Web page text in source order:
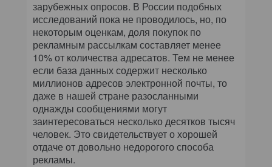
зарубежных опросов. В России подобных
исследований пока не проводилось, но, по
некоторым оценкам, доля покупок по
рекламным рассылкам составляет менее
10% от количества адресатов. Тем не менее
если база данных содержит несколько
миллионов адресов электронной почты, то
даже в нашей стране разосланными
однажды сообщениями могут
заинтересоваться несколько десятков тысяч
человек. Это свидетельствует о хорошей
отдаче от довольно недорогого способа
рекламы.